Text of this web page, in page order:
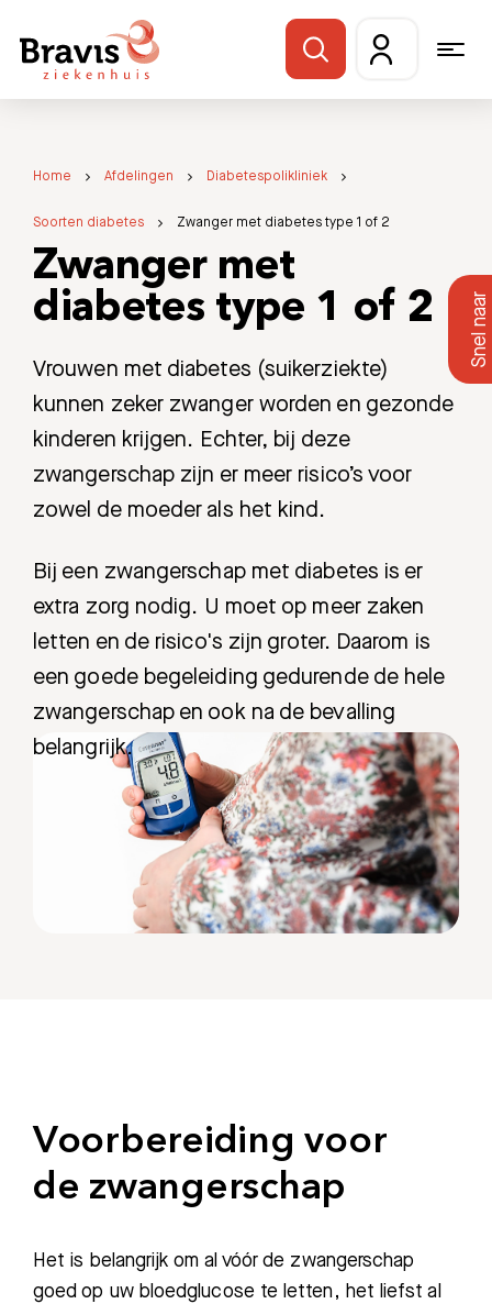
Home Afdelingen Diabetespolikliniek
Soorten diabetes Zwanger met diabetes type 1 of 2
Zwanger met
diabetes type 1 of 2
Vrouwen met diabetes (suikerziekte)
kunnen zeker zwanger worden en gezonde
kinderen krijgen. Echter, bij deze
zwangerschap zijn er meer risico’s voor
zowel de moeder als het kind.
Bij een zwangerschap met diabetes is er
extra zorg nodig. U moet op meer zaken
letten en de risico's zijn groter. Daarom is
een goede begeleiding gedurende de hele
zwangerschap en ook na de bevalling
belangrijk.
Voorbereiding voor
de zwangerschap
Het is belangrijk om al vóór de zwangerschap
goed op uw bloedglucose te letten, het liefst al